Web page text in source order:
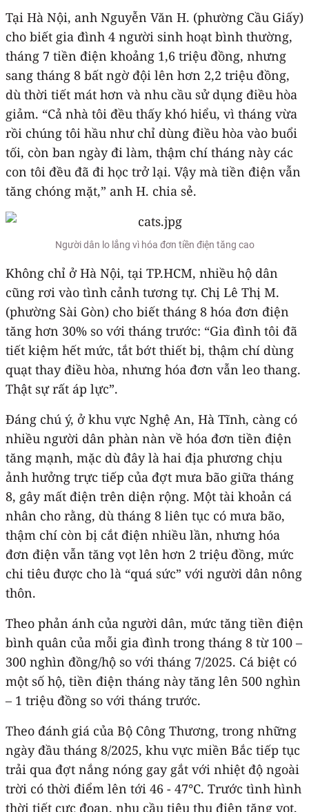
Tại Hà Nội, anh Nguyễn Văn H. (phường Cầu Giấy)
cho biết gia đình 4 người sinh hoạt bình thường,
tháng 7 tiền điện khoảng 1,6 triệu đồng, nhưng
sang tháng 8 bất ngờ đội lên hơn 2,2 triệu đồng,
dù thời tiết mát hơn và nhu cầu sử dụng điều hòa
giảm. “Cả nhà tôi đều thấy khó hiểu, vì tháng vừa
rồi chúng tôi hầu như chỉ dùng điều hòa vào buổi
tối, còn ban ngày đi làm, thậm chí tháng này các
con tôi đều đã đi học trở lại. Vậy mà tiền điện vẫn
tăng chóng mặt,” anh H. chia sẻ.
Người dân lo lắng vì hóa đơn tiền điện tăng cao
Không chỉ ở Hà Nội, tại TP.HCM, nhiều hộ dân
cũng rơi vào tình cảnh tương tự. Chị Lê Thị M.
(phường Sài Gòn) cho biết tháng 8 hóa đơn điện
tăng hơn 30% so với tháng trước: “Gia đình tôi đã
tiết kiệm hết mức, tắt bớt thiết bị, thậm chí dùng
quạt thay điều hòa, nhưng hóa đơn vẫn leo thang.
Thật sự rất áp lực”.
Đáng chú ý, ở khu vực Nghệ An, Hà Tĩnh, càng có
nhiều người dân phàn nàn về hóa đơn tiền điện
tăng mạnh, mặc dù đây là hai địa phương chịu
ảnh hưởng trực tiếp của đợt mưa bão giữa tháng
8, gây mất điện trên diện rộng. Một tài khoản cá
nhân cho rằng, dù tháng 8 liên tục có mưa bão,
thậm chí còn bị cắt điện nhiều lần, nhưng hóa
đơn điện vẫn tăng vọt lên hơn 2 triệu đồng, mức
chi tiêu được cho là “quá sức” với người dân nông
thôn.
Theo phản ánh của người dân, mức tăng tiền điện
bình quân của mỗi gia đình trong tháng 8 từ 100 –
300 nghìn đồng/hộ so với tháng 7/2025. Cá biệt có
một số hộ, tiền điện tháng này tăng lên 500 nghìn
– 1 triệu đồng so với tháng trước.
Theo đánh giá của Bộ Công Thương, trong những
ngày đầu tháng 8/2025, khu vực miền Bắc tiếp tục
trải qua đợt nắng nóng gay gắt với nhiệt độ ngoài
trời có thời điểm lên tới 46 - 47°C. Trước tình hình
thời tiết cực đoan, nhu cầu tiêu thụ điện tăng vọt,